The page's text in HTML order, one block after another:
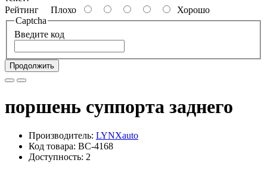
Рейтинг Плохо
Хорошо
Captcha
Введите код
Продолжить
поршень суппорта заднего
Производитель: LYNXauto
Код товара: BC-4168
Доступность: 2